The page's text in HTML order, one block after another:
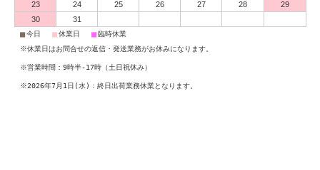
23
24 25 26 27 28
29
30
31
■今日 ■休業日 ■臨時休業
※休業日はお問合せの返信・発送業務がお休みになります。
※営業時間：9時半-17時（土日祝休み）
※2026年7月1日(水)：終日出荷業務休業となります。